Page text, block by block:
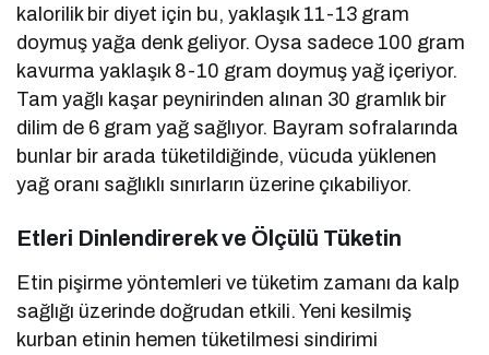
kalorilik bir diyet için bu, yaklaşık 11-13 gram
doymuş yağa denk geliyor. Oysa sadece 100 gram
kavurma yaklaşık 8-10 gram doymuş yağ içeriyor.
Tam yağlı kaşar peynirinden alınan 30 gramlık bir
dilim de 6 gram yağ sağlıyor. Bayram sofralarında
bunlar bir arada tüketildiğinde, vücuda yüklenen
yağ oranı sağlıklı sınırların üzerine çıkabiliyor.
Etleri Dinlendirerek ve Ölçülü Tüketin
Etin pişirme yöntemleri ve tüketim zamanı da kalp
sağlığı üzerinde doğrudan etkili. Yeni kesilmiş
kurban etinin hemen tüketilmesi sindirimi